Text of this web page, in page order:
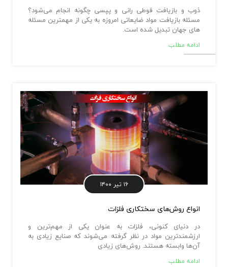
ذوب و بازیافت قوطی رانی و پپسی چگونه انجام می‌شود؟
مسئله بازیافت مواد ضایعاتی امروزه به یکی از مهمترین مسئله
های جهان تبدیل شده است.
ادامه مطلب
انواع روش‌های سختکاری فلزات
۱۶ تیر ۱۴۰۰
در دنیای کنونی، فلزات به عنوان یکی از مهم‌ترین و
ارزشمندترین مواد در نظر گرفته می‌شوند که صنایع زیادی به
آن‌ها وابسته هستند. روش‌های زیادی
ادامه مطلب